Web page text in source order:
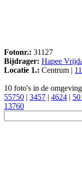
Fotonr.: 31127
Bijdrager: Hapee
Locatie 1.: Centrum |
10 foto's in de
55750 | 3457 | 4624 |
13760